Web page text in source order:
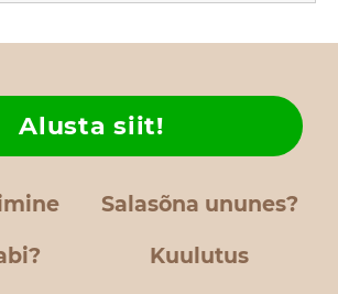
Salasõna ununes?
Alusta siit!
Kuulutus